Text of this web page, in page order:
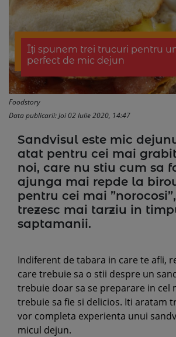
Îți spunem trei trucuri pentru
perfect de mic dejun
Foodstory
Data publicarii: Joi 02 Iulie 2020, 14:47
Sandvisul este mic
atat pentru cei mai
noi, care nu stiu cum sa
ajunga mai repde la
pentru cei mai
trezesc mai tarziu in
saptamanii.
Indiferent de tabara in care te afli,
care trebuie sa o stii despre un
trebuie doar sa se preparare in cel
trebuie sa fie si delicios. Iti aratam
vor completa experienta unui
micul dejun.